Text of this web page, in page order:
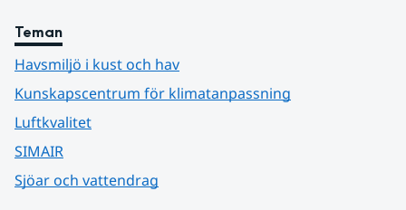
Teman
Havsmiljö i kust och hav
Kunskapscentrum för klimatanpassning
Luftkvalitet
SIMAIR
Sjöar och vattendrag